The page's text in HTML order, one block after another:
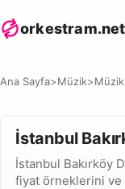
orkestram.net
Ana Sayfa>Müzik>
İstanbul
İstanbul Bakırköy
fiyat örneklerini ve